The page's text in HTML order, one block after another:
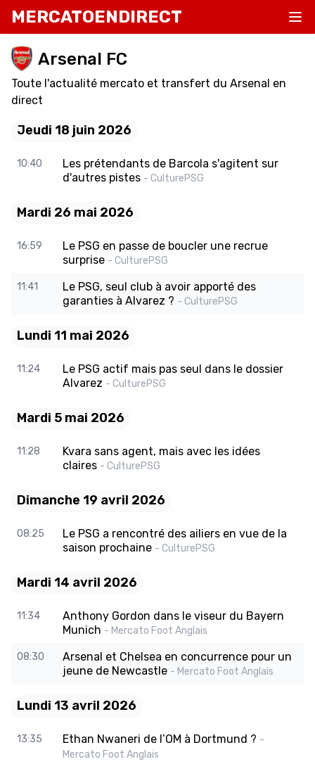
MERCATOENDIRECT
Arsenal FC
Toute l'actualité mercato et transfert du Arsenal en
direct
Jeudi 18 juin 2026
10:40
Les prétendants de Barcola s'agitent sur
d'autres pistes - CulturePSG
Mardi 26 mai 2026
16:59
Le PSG en passe de boucler une recrue
surprise - CulturePSG
11:41
Le PSG, seul club à avoir apporté des
garanties à Alvarez ? - CulturePSG
Lundi 11 mai 2026
11:24
Le PSG actif mais pas seul dans le dossier
Alvarez - CulturePSG
Mardi 5 mai 2026
11:28
Kvara sans agent, mais avec les idées
claires - CulturePSG
Dimanche 19 avril 2026
08:25
Le PSG a rencontré des ailiers en vue de la
saison prochaine - CulturePSG
Mardi 14 avril 2026
11:34
Anthony Gordon dans le viseur du Bayern
Munich - Mercato Foot Anglais
08:30
Arsenal et Chelsea en concurrence pour un
jeune de Newcastle - Mercato Foot Anglais
Lundi 13 avril 2026
13:35 Ethan Nwaneri de l’OM à Dortmund ? -
Mercato Foot Anglais